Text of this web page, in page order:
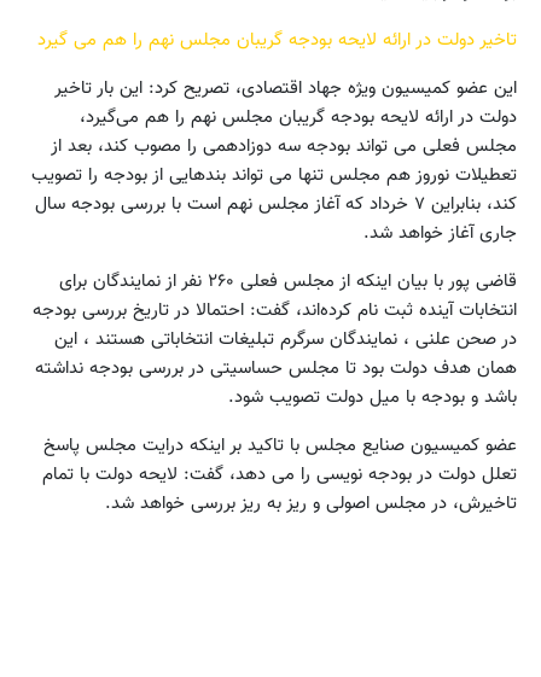
تاخیر دولت در ارائه لایحه بودجه گریبان مجلس نهم را هم می گیرد
این عضو کمیسیون ویژه جهاد اقتصادی، تصریح کرد: این بار تاخیر
دولت در ارائه لایحه بودجه گریبان مجلس نهم را هم می‌گیرد،
مجلس فعلی می تواند بودجه سه دوزادهمی را مصوب کند، بعد از
تعطیلات نوروز هم مجلس تنها می تواند بندهایی از بودجه را تصویب
کند، بنابراین ۷ خرداد که آغاز مجلس نهم است با بررسی بودجه سال
جاری آغاز خواهد شد.
قاضی پور با بیان اینکه از مجلس فعلی ۲۶۰ نفر از نمایندگان برای
انتخابات آینده ثبت نام کرده‌اند، گفت: احتمالا در تاریخ بررسی بودجه
در صحن علنی ، نمایندگان سرگرم تبلیغات انتخاباتی هستند ، این
همان هدف دولت بود تا مجلس حساسیتی در بررسی بودجه نداشته
باشد و بودجه با میل دولت تصویب شود.
عضو کمیسیون صنایع مجلس با تاکید بر اینکه درایت مجلس پاسخ
تعلل دولت در بودجه نویسی را می دهد، گفت: لایحه دولت با تمام
تاخیرش، در مجلس اصولی و ریز به ریز بررسی خواهد شد.